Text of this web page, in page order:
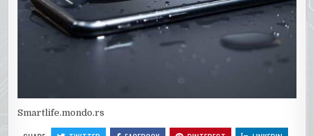
Smartlife.mondo.rs